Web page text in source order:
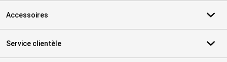
Accessoires
Service clientèle